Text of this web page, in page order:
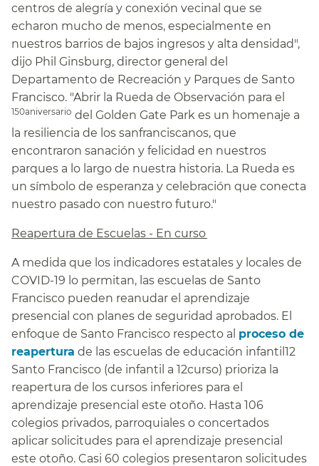
centros de alegría y conexión vecinal que se
echaron mucho de menos, especialmente en
nuestros barrios de bajos ingresos y alta densidad",
dijo Phil Ginsburg, director general del
Departamento de Recreación y Parques de Santo
Francisco. "Abrir la Rueda de Observación para el
150aniversario del Golden Gate Park es un homenaje a
la resiliencia de los sanfranciscanos, que
encontraron sanación y felicidad en nuestros
parques a lo largo de nuestra historia. La Rueda es
un símbolo de esperanza y celebración que conecta
nuestro pasado con nuestro futuro."​​
Reapertura de Escuelas - En curso​​
A medida que los indicadores estatales y locales de
COVID-19 lo permitan, las escuelas de Santo
Francisco pueden reanudar el aprendizaje
presencial con planes de seguridad aprobados. El
enfoque de Santo Francisco respecto al proceso de
reapertura de las escuelas de educación infantil12
Santo Francisco (de infantil a 12curso) prioriza la
reapertura de los cursos inferiores para el
aprendizaje presencial este otoño. Hasta 106
colegios privados, parroquiales o concertados
aplicar solicitudes para el aprendizaje presencial
este otoño. Casi 60 colegios presentaron solicitudes